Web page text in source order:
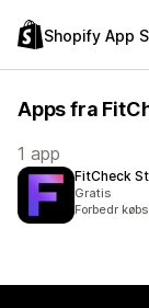
Shopify App
Apps fra
1 app
FitCheck
Gratis
Forbedr